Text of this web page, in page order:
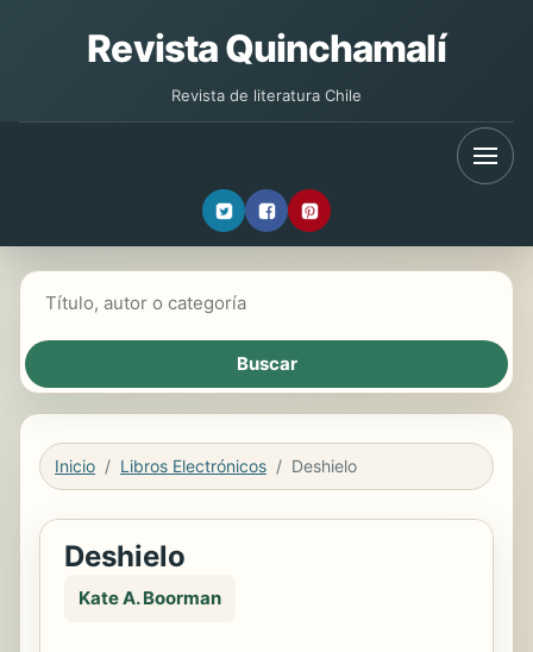
Revista Quinchamalí
Revista de literatura Chile
Inicio Libros Electrónicos Deshielo
Deshielo
Kate A. Boorman